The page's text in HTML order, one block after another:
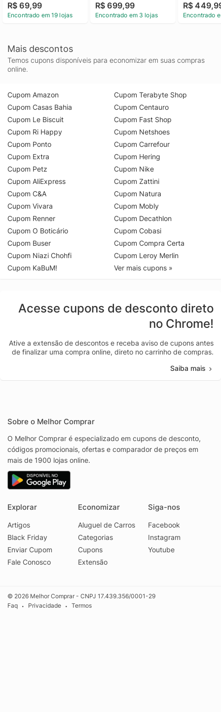
R$ 69,99
Encontrado em 19 lojas
R$ 699,99
Encontrado em 3 lojas
R$
Encontrado
Mais descontos
Temos cupons disponíveis para economizar em suas compras
online.
Cupom Amazon
Cupom Casas Bahia
Cupom Le Biscuit
Cupom Ri Happy
Cupom Ponto
Cupom Extra
Cupom Petz
Cupom AliExpress
Cupom C&A
Cupom Vivara
Cupom Renner
Cupom O Boticário
Cupom Buser
Cupom Niazi Chohfi
Cupom KaBuM!
Cupom Terabyte Shop
Cupom Centauro
Cupom Fast Shop
Cupom Netshoes
Cupom Carrefour
Cupom Hering
Cupom Nike
Cupom Zattini
Cupom Natura
Cupom Mobly
Cupom Decathlon
Cupom Cobasi
Cupom Compra Certa
Cupom Leroy Merlin
Ver mais cupons »
Acesse cupons de desconto direto
no Chrome!
Ative a extensão de descontos e receba aviso de cupons antes
de finalizar uma compra online, direto no carrinho de compras.
Saiba mais
Sobre o Melhor Comprar
O Melhor Comprar é especializado em cupons de desconto,
códigos promocionais, ofertas e comparador de preços em
mais de 1900 lojas online.
Explorar
Artigos
Black Friday
Enviar Cupom
Fale Conosco
Economizar
Aluguel de Carros
Categorias
Cupons
Extensão
Siga-nos
Facebook
Instagram
Youtube
© 2026 Melhor Comprar - CNPJ 17.439.356/0001-29
Faq
• Privacidade • Termos